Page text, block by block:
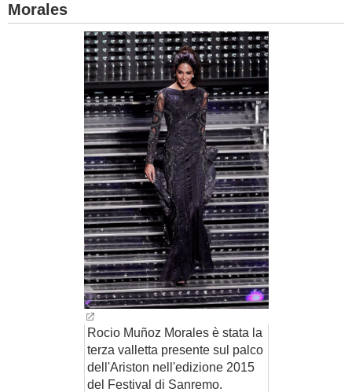
Morales
Rocio Muñoz Morales è stata la
terza valletta presente sul palco
dell'Ariston nell'edizione 2015
del Festival di Sanremo.